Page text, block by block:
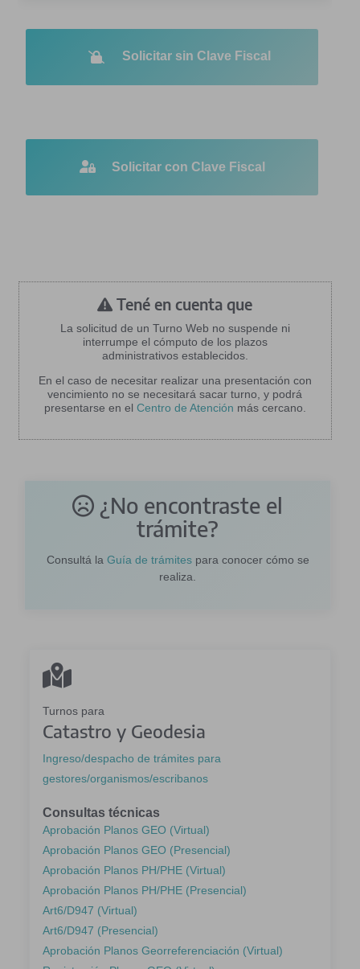
Solicitar sin Clave Fiscal
Solicitar con Clave Fiscal
Tené en cuenta que
La solicitud de un Turno Web no suspende ni
interrumpe el cómputo de los plazos
administrativos establecidos.
En el caso de necesitar realizar una presentación con
vencimiento no se necesitará sacar turno, y podrá
presentarse en el Centro de Atención más cercano.
¿No encontraste el
trámite?
Consultá la Guía de trámites para conocer cómo se
realiza.
Turnos para
Catastro y Geodesia
Ingreso/despacho de trámites para
gestores/organismos/escribanos
Consultas técnicas
Aprobación Planos GEO (Virtual)
Aprobación Planos GEO (Presencial)
Aprobación Planos PH/PHE (Virtual)
Aprobación Planos PH/PHE (Presencial)
Art6/D947 (Virtual)
Art6/D947 (Presencial)
Aprobación Planos Georreferenciación (Virtual)